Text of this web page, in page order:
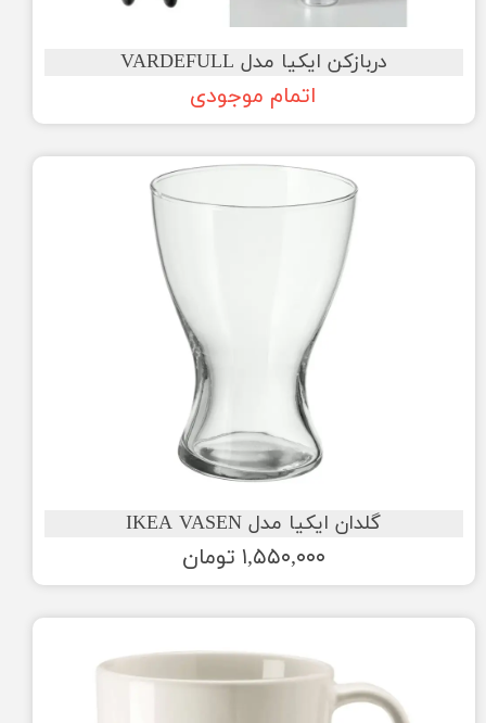
دربازکن ایکیا مدل VARDEFULL
اتمام موجودی
گلدان ایکیا مدل IKEA VASEN
۱,۵۵۰,۰۰۰ تومان